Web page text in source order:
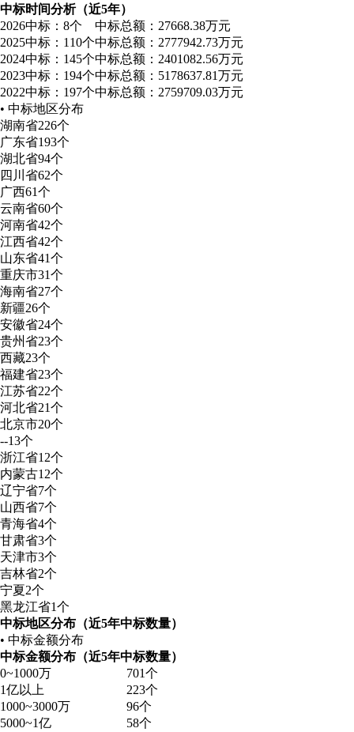
中标时间分析（近5年）
2026中标：8个
中标总额：27668.38万元
2025中标：110个中标总额：2777942.73万元
2024中标：145个中标总额：2401082.56万元
2023中标：194个中标总额：5178637.81万元
2022中标：197个中标总额：2759709.03万元
• 中标地区分布
湖南省226个
广东省193个
湖北省94个
四川省62个
广西61个
云南省60个
河南省42个
江西省42个
山东省41个
重庆市31个
海南省27个
新疆26个
安徽省24个
贵州省23个
西藏23个
福建省23个
江苏省22个
河北省21个
北京市20个
--13个
浙江省12个
内蒙古12个
辽宁省7个
山西省7个
青海省4个
甘肃省3个
天津市3个
吉林省2个
宁夏2个
黑龙江省1个
中标地区分布（近5年中标数量）
• 中标金额分布
中标金额分布（近5年中标数量）
0~1000万
701个
1亿以上
223个
1000~3000万
96个
5000~1亿
58个